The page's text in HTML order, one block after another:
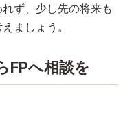
ず、少し先の将来も
ましょう。
FPへ相談を